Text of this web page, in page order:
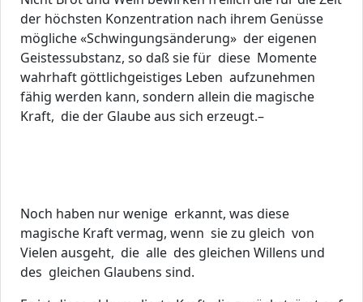
der höchsten Konzentration nach ihrem Genüsse
mögliche «Schwingungsänderung» der eigenen
Geistessubstanz, so daß sie für diese Momente
wahrhaft göttlichgeistiges Leben aufzunehmen
fähig werden kann, sondern allein die magische
Kraft, die der Glaube aus sich erzeugt.–
Noch haben nur wenige erkannt, was diese
magische Kraft vermag, wenn sie zu gleich von
Vielen ausgeht, die alle des gleichen Willens und
des gleichen Glaubens sind.